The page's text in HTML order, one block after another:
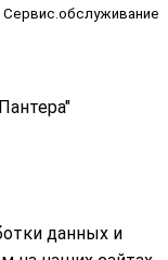
Сервис.обслуживание
данных и